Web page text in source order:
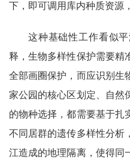
下，即可调用库内种质资源
这种基础性工作看似
释，生物多样性保护需要精
全部画圈保护，而应识别生
家公园的核心区划定、自然
的物种选择，都需要基于扎
不同居群的遗传多样性分析
江造成的地理隔离，使得同